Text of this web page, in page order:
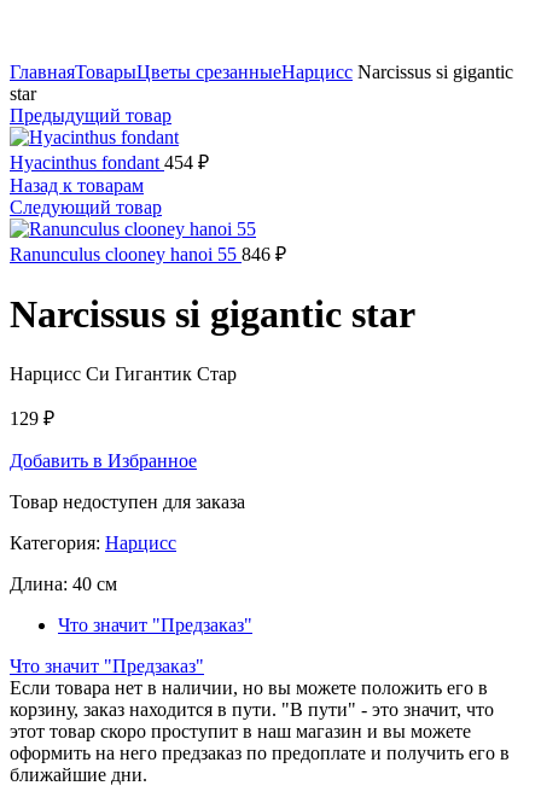
ГлавнаяТоварыЦветы срезанныеНарцисс Narcissus si gigantic
star
Предыдущий товар
Hyacinthus fondant 454 ₽
Назад к товарам
Следующий товар
Ranunculus clooney hanoi 55 846 ₽
Narcissus si gigantic star
Нарцисс Си Гигантик Стар
129 ₽
Добавить в Избранное
Товар недоступен для заказа
Категория: Нарцисс
Длина: 40 см
Что значит "Предзаказ"
Что значит "Предзаказ"
Если товара нет в наличии, но вы можете положить его в
корзину, заказ находится в пути. "В пути" - это значит, что
этот товар скоро проступит в наш магазин и вы можете
оформить на него предзаказ по предоплате и получить его в
ближайшие дни.